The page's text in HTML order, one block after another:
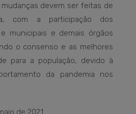
mudanças devem ser feitas de
com a participação dos
municipais e demais órgãos
o consenso e as melhores
para a população, devido à
da pandemia nos
de 2021.